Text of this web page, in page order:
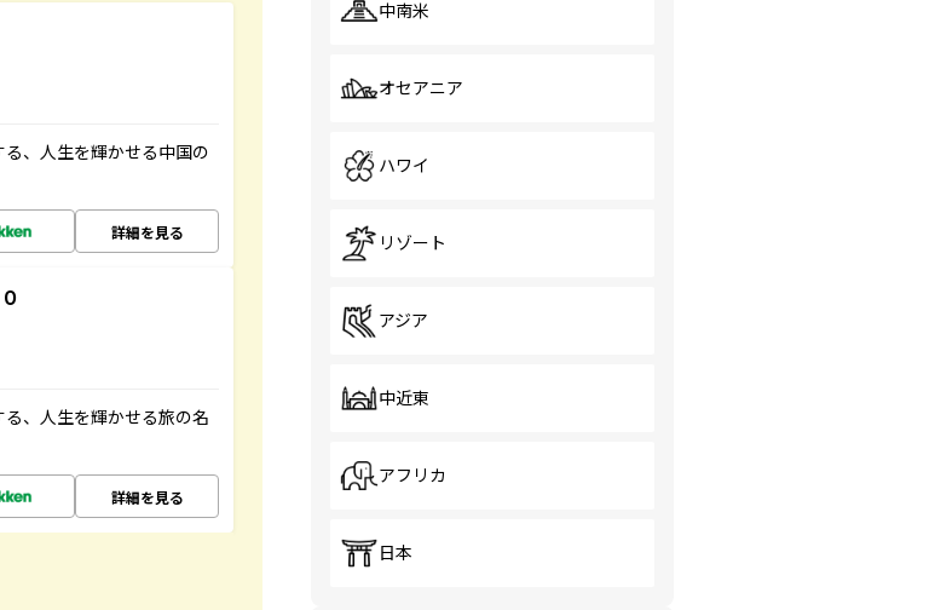
、人生を輝かせる中国の
詳細を見る
、人生を輝かせる旅の名
詳細を見る
中南米
オセアニア
ハワイ
リゾート
アジア
中近東
アフリカ
日本